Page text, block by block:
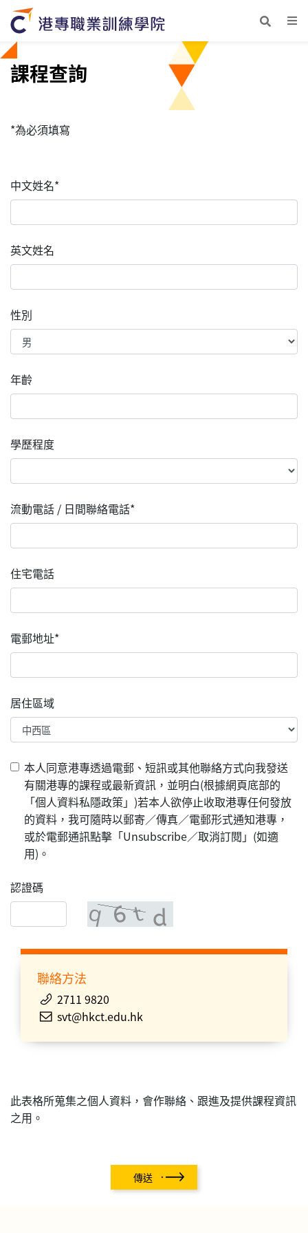
課程查詢
*為必須填寫
中文姓名*
英文姓名
性別
年齡
學歷程度
流動電話 / 日間聯絡電話*
住宅電話
電郵地址*
居住區域
本人同意港專透過電郵、短訊或其他聯絡方式向我發送
有關港專的課程或最新資訊，並明白(根據網頁底部的
「個人資料私隱政策」)若本人欲停止收取港專任何發放
的資料，我可隨時以郵寄／傳真／電郵形式通知港專，
或於電郵通訊點擊「Unsubscribe／取消訂閱」(如適
用)。
認證碼
聯絡方法
2711 9820
svt@hkct.edu.hk
此表格所蒐集之個人資料，會作聯絡、跟進及提供課程資訊
之用。
傳送